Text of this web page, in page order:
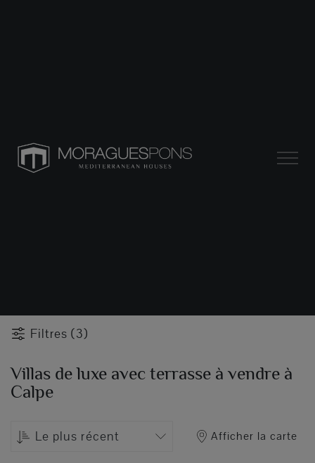
Filtres (3)
Villas de luxe avec terrasse à vendre à
Calpe
Le plus récent Afficher la carte